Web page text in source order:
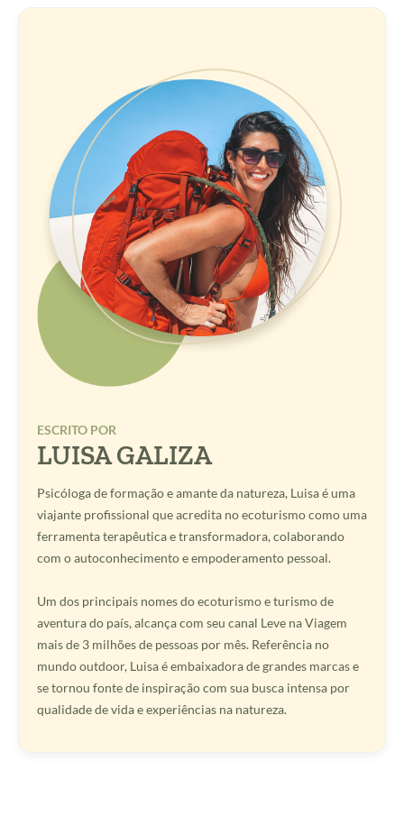
ESCRITO POR
LUISA GALIZA
Psicóloga de formação e amante da natureza, Luisa é uma
viajante profissional que acredita no ecoturismo como uma
ferramenta terapêutica e transformadora, colaborando
com o autoconhecimento e empoderamento pessoal.
Um dos principais nomes do ecoturismo e turismo de
aventura do país, alcança com seu canal Leve na Viagem
mais de 3 milhões de pessoas por mês. Referência no
mundo outdoor, Luisa é embaixadora de grandes marcas e
se tornou fonte de inspiração com sua busca intensa por
qualidade de vida e experiências na natureza.